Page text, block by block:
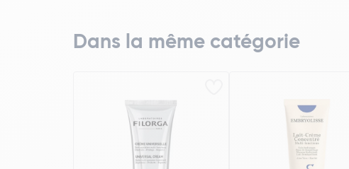
Dans la même catégorie